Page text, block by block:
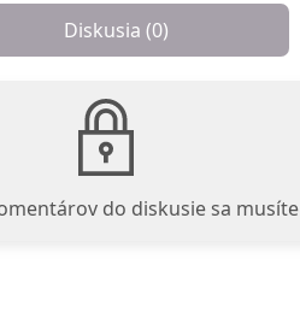
Diskusia (0)
do diskusie sa musíte